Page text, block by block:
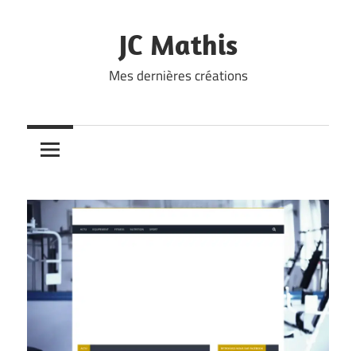
JC Mathis
Mes dernières créations